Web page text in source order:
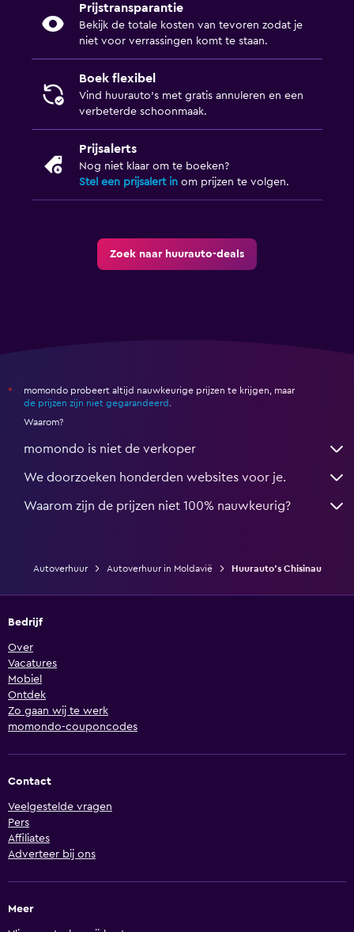
Prijstransparantie
Bekijk de totale kosten van tevoren zodat je
niet voor verrassingen komt te staan.
Boek flexibel
Vind huurauto's met gratis annuleren en een
verbeterde schoonmaak.
Prijsalerts
Nog niet klaar om te boeken?
Stel een prijsalert in om prijzen te volgen.
Zoek naar huurauto-deals
*
momondo probeert altijd nauwkeurige prijzen te krijgen, maar
de prijzen zijn niet gegarandeerd
Waarom?
momondo is niet de verkoper
We doorzoeken honderden websites voor je.
Waarom zijn de prijzen niet 100% nauwkeurig?
Autoverhuur Autoverhuur in Moldavië Huurauto's Chisinau
Bedrijf
Over
Vacatures
Mobiel
Ontdek
Zo gaan wij te werk
momondo-couponcodes
Contact
Veelgestelde vragen
Pers
Affiliates
Adverteer bij ons
Meer